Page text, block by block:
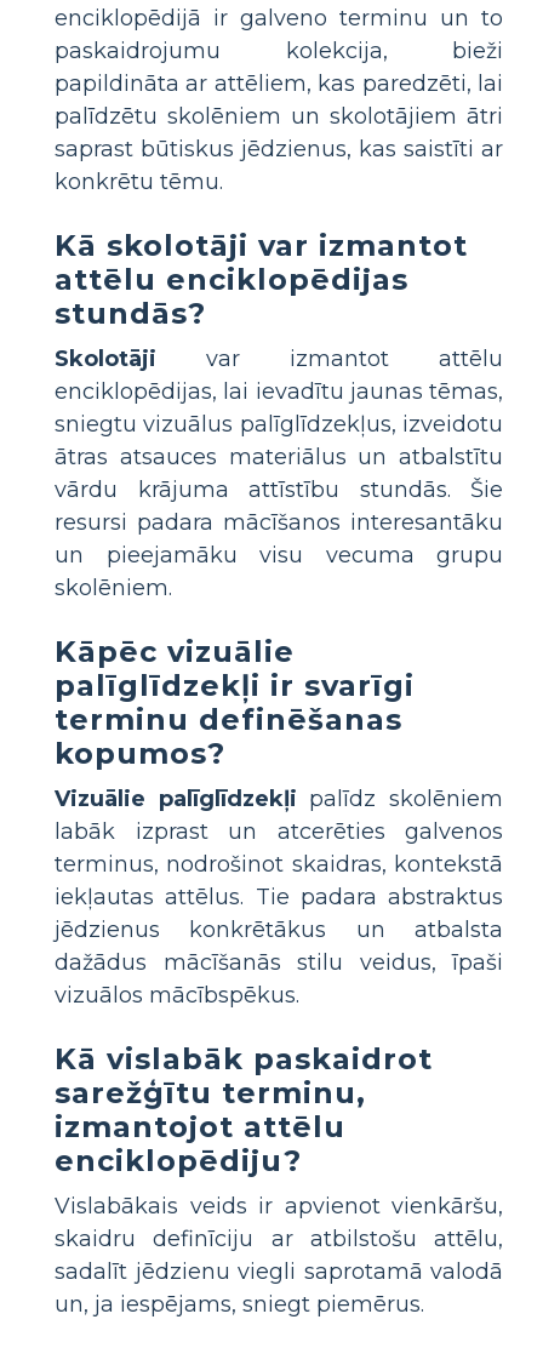
enciklopēdijā ir galveno terminu un to
paskaidrojumu kolekcija, bieži
papildināta ar attēliem, kas paredzēti, lai
palīdzētu skolēniem un skolotājiem ātri
saprast būtiskus jēdzienus, kas saistīti ar
konkrētu tēmu.
Kā skolotāji var izmantot
attēlu enciklopēdijas
stundās?
Skolotāji var izmantot attēlu
enciklopēdijas, lai ievadītu jaunas tēmas,
sniegtu vizuālus palīglīdzekļus, izveidotu
ātras atsauces materiālus un atbalstītu
vārdu krājuma attīstību stundās. Šie
resursi padara mācīšanos interesantāku
un pieejamāku visu vecuma grupu
skolēniem.
Kāpēc vizuālie
palīglīdzekļi ir svarīgi
terminu definēšanas
kopumos?
Vizuālie palīglīdzekļi palīdz skolēniem
labāk izprast un atcerēties galvenos
terminus, nodrošinot skaidras, kontekstā
iekļautas attēlus. Tie padara abstraktus
jēdzienus konkrētākus un atbalsta
dažādus mācīšanās stilu veidus, īpaši
vizuālos mācībspēkus.
Kā vislabāk paskaidrot
sarežģītu terminu,
izmantojot attēlu
enciklopēdiju?
Vislabākais veids ir apvienot vienkāršu,
skaidru definīciju ar atbilstošu attēlu,
sadalīt jēdzienu viegli saprotamā valodā
un, ja iespējams, sniegt piemērus.